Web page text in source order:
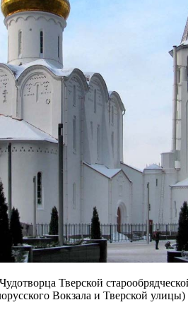
Тверской
Вокзала и Тверской улицы)